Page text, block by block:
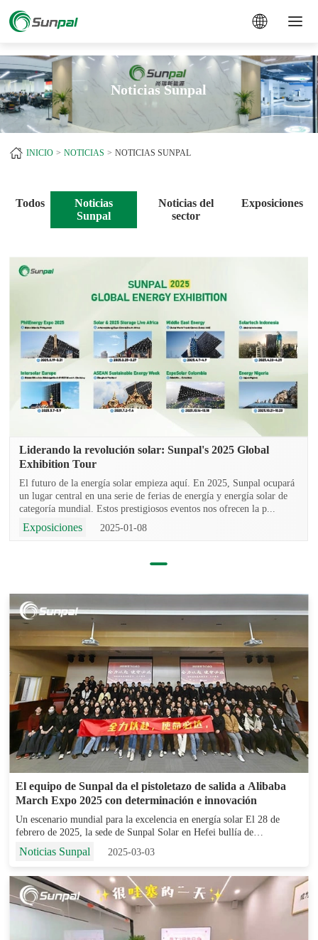
Noticias Sunpal
INICIO NOTICIAS NOTICIAS SUNPAL
Todos
Noticias
Sunpal
Noticias del
sector
Exposiciones
Liderando la revolución solar: Sunpal's 2025 Global
Exhibition Tour
El futuro de la energía solar empieza aquí. En 2025, Sunpal ocupará
un lugar central en una serie de ferias de energía y energía solar de
categoría mundial. Estos prestigiosos eventos nos ofrecen la p...
Exposiciones 2025-01-08
El equipo de Sunpal da el pistoletazo de salida a Alibaba
March Expo 2025 con determinación e innovación
Un escenario mundial para la excelencia en energía solar El 28 de
febrero de 2025, la sede de Sunpal Solar en Hefei bullía de
expectación cuando el equipo se reunió para lanzar oficialmente su
campaña para la Alibaba March Expo 2025....
Noticias Sunpal 2025-03-03